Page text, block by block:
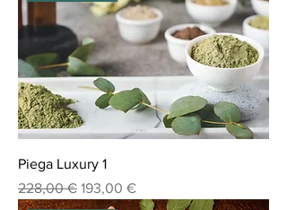
Piega Luxury 1
Prezzo regolare
228,00 € Prezzo scontato
193,00 €